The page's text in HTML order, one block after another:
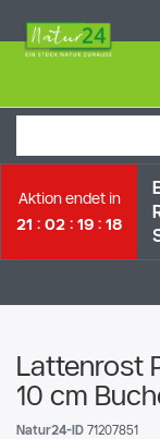
Aktion endet in
21
02 19 17
Lattenrost
10 cm
Natur24-ID 71207851